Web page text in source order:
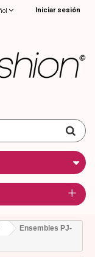
Iniciar sesión
Ensembles PJ-